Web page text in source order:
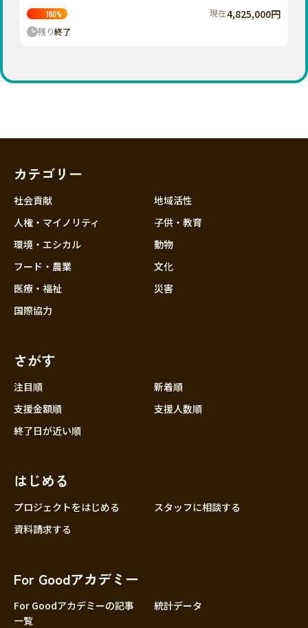
神奈川
石川
近畿
中国
160% 現在4,825,000円
残り終了
カテゴリー
社会貢献
人権・マイノリティ
環境・エシカル
フード・農業
医療・福祉
国際協力
地域活性
子供・教育
動物
文化
災害
さがす
注目順
新着順
支援金額順
支援人数順
終了日が近い順
はじめる
プロジェクトをはじめる
スタッフに相談する
資料請求する
For Goodアカデミー
For Goodアカデミーの記事
一覧
統計データ